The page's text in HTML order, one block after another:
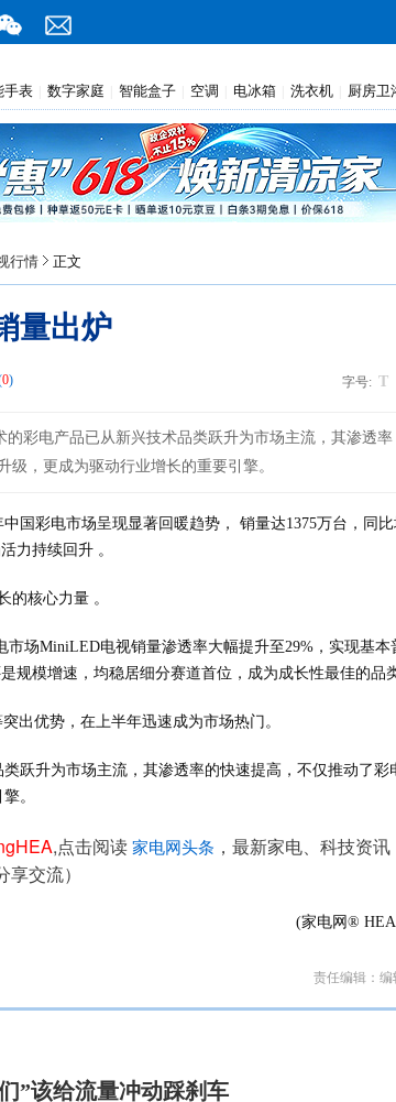
手表 数字家庭 智能盒子 空调 电冰箱 洗衣机 厨房卫
行情 正文
量出炉
字号: T
0)
的彩电产品已从新兴技术品类跃升为市场主流，其渗透率
，更成为驱动行业增长的重要引擎。
国彩电市场呈现显著回暖趋势， 销量达1375万台，同
力持续回升 。
的核心力量 。
市场MiniLED电视销量渗透率大幅提升至29%，实现基本
规模增速，均稳居细分赛道首位，成为成长性最佳的品
出优势，在上半年迅速成为市场热门。
跃升为市场主流，其渗透率的快速提高，不仅推动了彩
。
,点击阅读 家电网头条 ，最新家电、科技资讯
交流）
(家电网®
责任编辑：编
”该给流量冲动踩刹车